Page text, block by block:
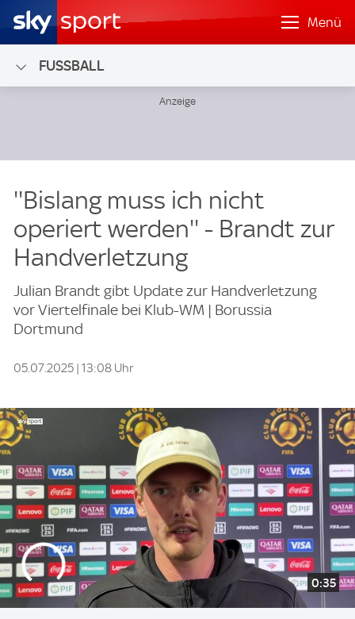
Menü
FUSSBALL
''Bislang muss ich nicht
operiert werden'' - Brandt zur
Handverletzung
Julian Brandt gibt Update zur Handverletzung
vor Viertelfinale bei Klub-WM | Borussia
Dortmund
05.07.2025 | 13:08 Uhr
0:35